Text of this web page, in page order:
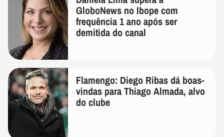
GloboNews no Ibope com
frequência 1 ano após ser
demitida do canal
Flamengo: Diego Ribas dá boas-
vindas para Thiago Almada, alvo
do clube